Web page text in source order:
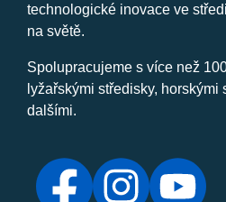
technologické inovace ve
na světě.
Spolupracujeme s více než
lyžařskými středisky, horskými
dalšími.